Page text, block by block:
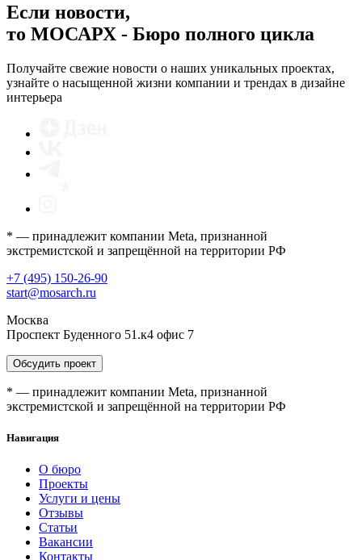
Если новости,
то МОСАРХ - Бюро полного цикла
Получайте свежие новости о наших уникальных проектах,
узнайте о насыщенной жизни компании и трендах в дизайне
интерьера
* — принадлежит компании Meta, признанной
экстремистской и запрещённой на территории РФ
+7 (495) 150-26-90
start@mosarch.ru
Москва
Проспект Буденного 51.к4 офис 7
Обсудить проект
* — принадлежит компании Meta, признанной
экстремистской и запрещённой на территории РФ
Навигация
О бюро
Проекты
Услуги и цены
Отзывы
Статьи
Вакансии
Контакты